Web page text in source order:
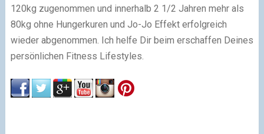
120kg zugenommen und innerhalb 2 1/2 Jahren mehr als
80kg ohne Hungerkuren und Jo-Jo Effekt erfolgreich
wieder abgenommen. Ich helfe Dir beim erschaffen Deines
persönlichen Fitness Lifestyles.